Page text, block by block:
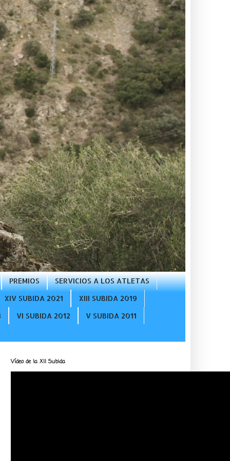
PREMIOS
SERVICIOS A LOS ATLETAS
XIV SUBIDA 2021
XIII SUBIDA 2019
VI SUBIDA 2012
V SUBIDA 2011
Vídeo de la XII Subida